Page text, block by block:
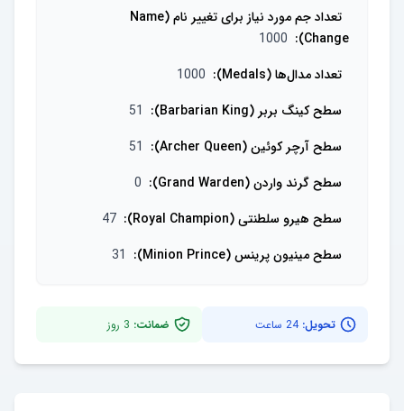
تعداد جم مورد نیاز برای تغییر نام (Name
Change)
:
1000
تعداد مدال‌ها (Medals)
:
1000
سطح کینگ بربر (Barbarian King)
:
51
سطح آرچر کوئین (Archer Queen)
:
51
سطح گرند واردن (Grand Warden)
:
0
سطح هیرو سلطنتی (Royal Champion)
:
47
سطح مینیون پرینس (Minion Prince)
:
31
تحویل:24 ساعت ضمانت: 3 روز